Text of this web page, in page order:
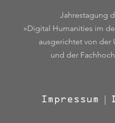
Jahrestagung
»Digital Humanities im
ausgerichtet von der
und der
Impressum